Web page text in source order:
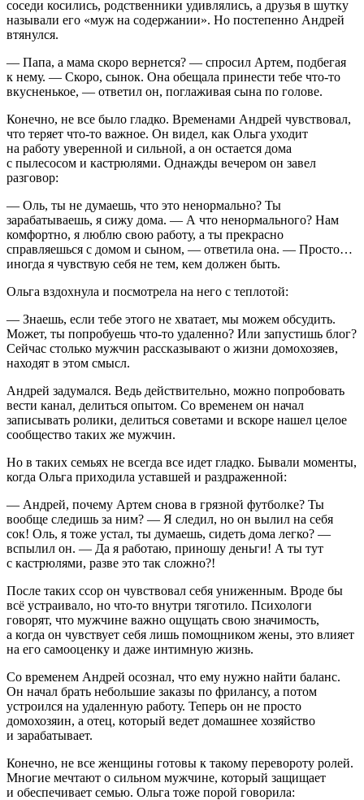
соседи косились, родственники удивлялись, а друзья в шутку
называли его «муж на содержании». Но постепенно Андрей
втянулся.
— Папа, а мама скоро вернется? — спросил Артем, подбегая
к нему. — Скоро, сынок. Она обещала принести тебе что-то
вкусненькое, — ответил он, поглаживая сына по голове.
Конечно, не все было гладко. Временами Андрей чувствовал,
что теряет что-то важное. Он видел, как Ольга уходит
на работу уверенной и сильной, а он остается дома
с пылесосом и кастрюлями. Однажды вечером он завел
разговор:
— Оль, ты не думаешь, что это ненормально? Ты
зарабатываешь, я сижу дома. — А что ненормального? Нам
комфортно, я люблю свою работу, а ты прекрасно
справляешься с домом и сыном, — ответила она. — Просто…
иногда я чувствую себя не тем, кем должен быть.
Ольга вздохнула и посмотрела на него с теплотой:
— Знаешь, если тебе этого не хватает, мы можем обсудить.
Может, ты попробуешь что-то удаленно? Или запустишь блог?
Сейчас столько мужчин рассказывают о жизни домохозяев,
находят в этом смысл.
Андрей задумался. Ведь действительно, можно попробовать
вести канал, делиться опытом. Со временем он начал
записывать ролики, делиться советами и вскоре нашел целое
сообщество таких же мужчин.
Но в таких семьях не всегда все идет гладко. Бывали моменты,
когда Ольга приходила уставшей и раздраженной:
— Андрей, почему Артем снова в грязной футболке? Ты
вообще следишь за ним? — Я следил, но он вылил на себя
сок! Оль, я тоже устал, ты думаешь, сидеть дома легко? —
вспылил он. — Да я работаю, приношу деньги! А ты тут
с кастрюлями, разве это так сложно?!
После таких ссор он чувствовал себя униженным. Вроде бы
всё устраивало, но что-то внутри тяготило. Психологи
говорят, что мужчине важно ощущать свою значимость,
а когда он чувствует себя лишь помощником жены, это влияет
на его самооценку и даже интимную жизнь.
Со временем Андрей осознал, что ему нужно найти баланс.
Он начал брать небольшие заказы по фрилансу, а потом
устроился на удаленную работу. Теперь он не просто
домохозяин, а отец, который ведет домашнее хозяйство
и зарабатывает.
Конечно, не все женщины готовы к такому перевороту ролей.
Многие мечтают о сильном мужчине, который защищает
и обеспечивает семью. Ольга тоже порой говорила: